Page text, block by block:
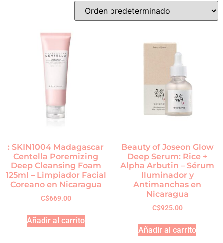
: SKIN1004 Madagascar
Centella Poremizing
Deep Cleansing Foam
125ml – Limpiador Facial
Coreano en Nicaragua
C$669.00
Añadir al carrito
Beauty of Joseon Glow
Deep Serum: Rice +
Alpha Arbutin – Sérum
Iluminador y
Antimanchas en
Nicaragua
C$925.00
Añadir al carrito